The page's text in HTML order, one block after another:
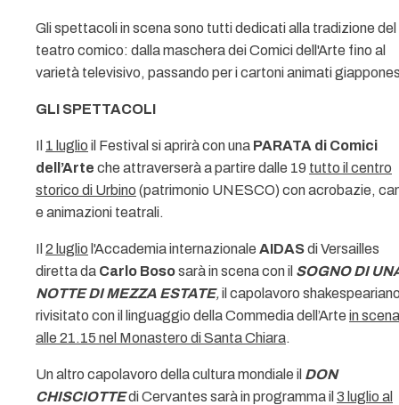
Gli spettacoli in scena sono tutti dedicati alla tradizione del
teatro comico: dalla maschera dei Comici dell'Arte fino al
varietà televisivo, passando per i cartoni animati
GLI SPETTACOLI
Il 1 luglio il Festival si aprirà con una PARATA di Comici
dell’Arte che attraverserà a partire dalle 19 tutto il centro
storico di Urbino (patrimonio UNESCO) con acrobazie,
e animazioni teatrali.
Il 2 luglio l'Accademia internazionale AIDASdi Versailles
diretta da Carlo Bososarà in scena con il SOGNO DI
NOTTE DI MEZZA ESTATE,il capolavoro
rivisitato con il linguaggio della Commedia dell’Arte in scena
alle 21.15 nel Monastero di Santa Chiara.
Un altro capolavoro della cultura mondiale il DON
CHISCIOTTEdi Cervantes sarà in programma il 3 luglio al